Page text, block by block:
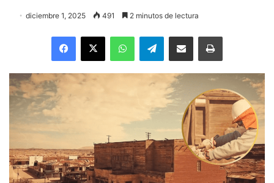
diciembre 1, 2025 491 2 minutos de lectura
Facebook
X WhatsAppTelegramEnviar vía email Imprimir